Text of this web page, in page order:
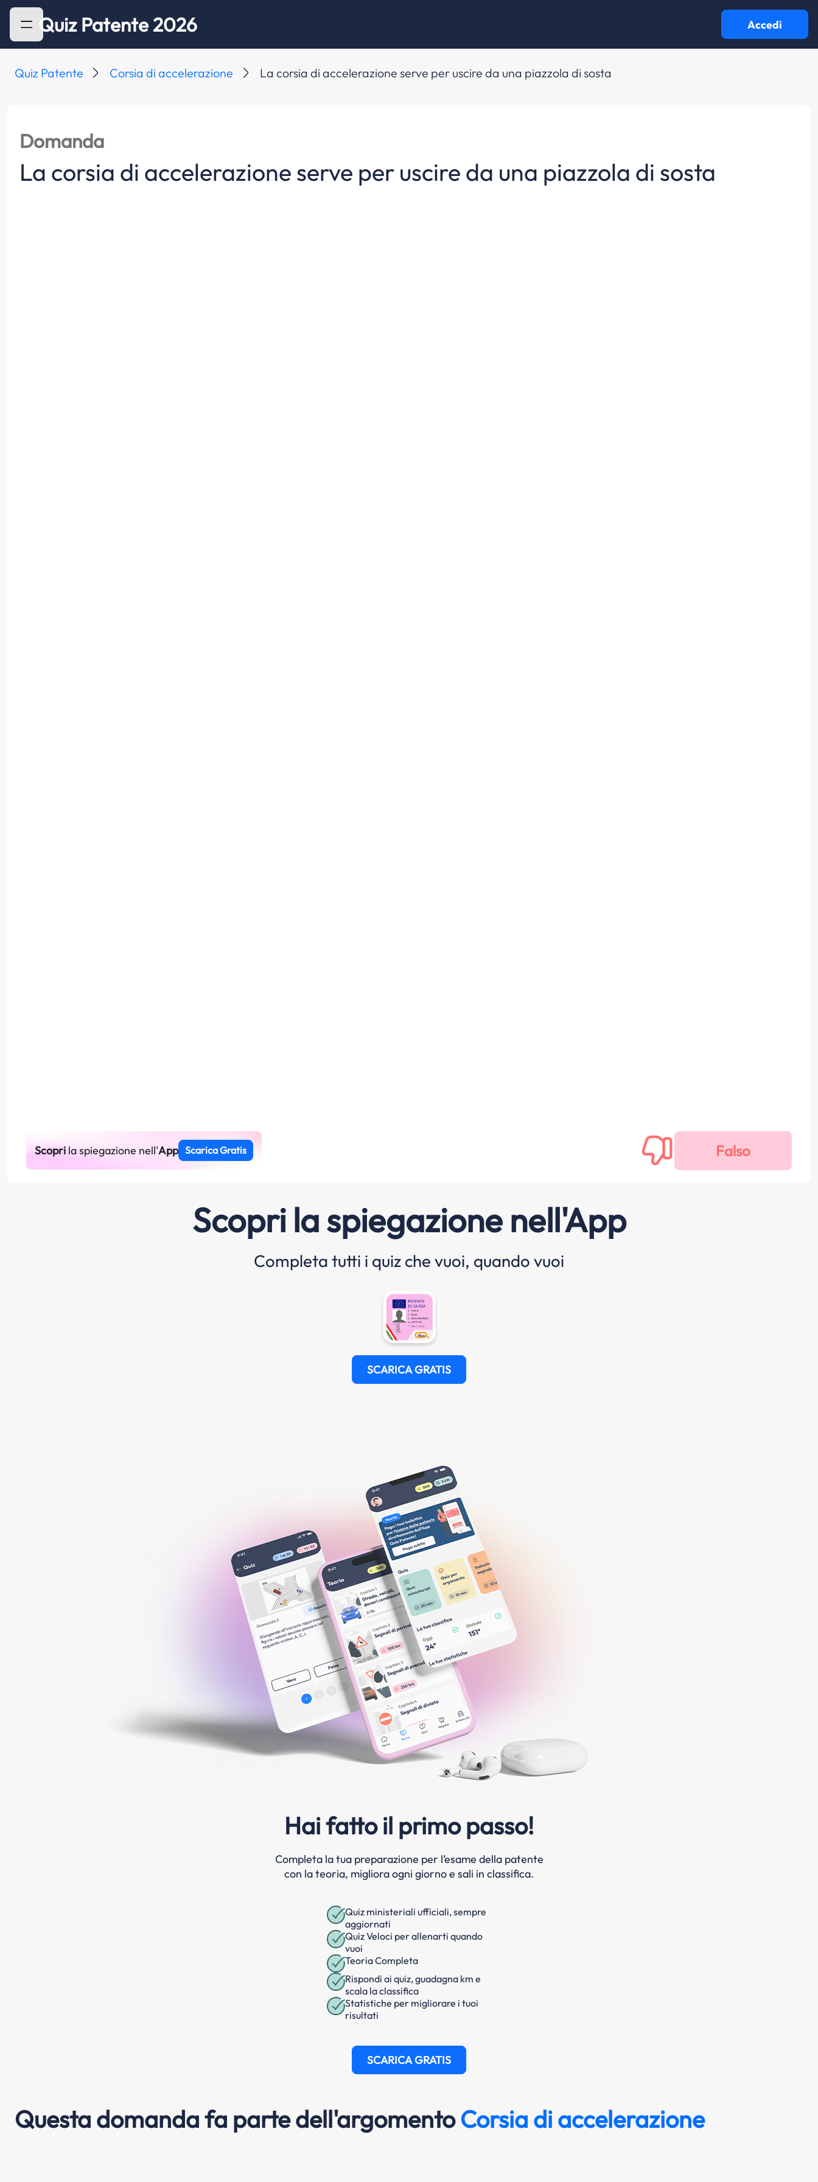
Quiz Patente 2026 Accedi
Quiz Patente Corsia di accelerazione La corsia di accelerazione serve per uscire da una piazzola di sosta
Domanda
La corsia di accelerazione serve per uscire da una piazzola di sosta
Scoprila spiegazione nell'App Scarica Gratis
Scopri la spiegazione nell'App
Completa tutti i quiz che vuoi, quando vuoi
SCARICA GRATIS
Hai fatto il primo passo!
Completa la tua preparazione per l’esame della patente
con la teoria, migliora ogni giorno e sali in classifica.
Quiz ministeriali ufficiali, sempre
aggiornati
Quiz Veloci per allenarti quando
vuoi
Teoria Completa
Rispondi ai quiz, guadagna km e
scala la classifica
Statistiche per migliorare i tuoi
risultati
SCARICA GRATIS
Questa domanda fa parte dell'argomentoCorsia di accelerazione